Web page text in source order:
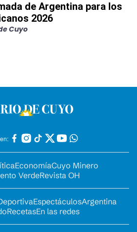
de Argentina para los
2026
Cuyo
EconomíaCuyo Minero
VerdeRevista OH
EspectáculosArgentina
RecetasEn las redes